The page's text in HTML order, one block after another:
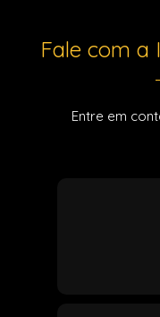
Fale com a
Entre em